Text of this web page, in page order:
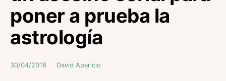
poner a prueba la
astrología
30/04/2018 David Aparicio